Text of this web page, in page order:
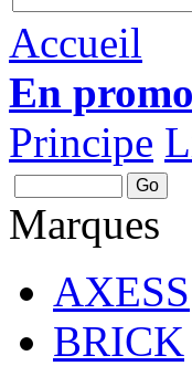
Accueil
En
Principe
Marques
AXESS
BRICK